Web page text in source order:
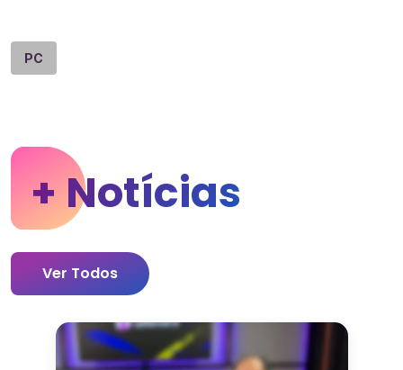
PC
+ Notícias
Ver Todos